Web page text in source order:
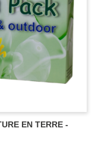
EN TERRE -